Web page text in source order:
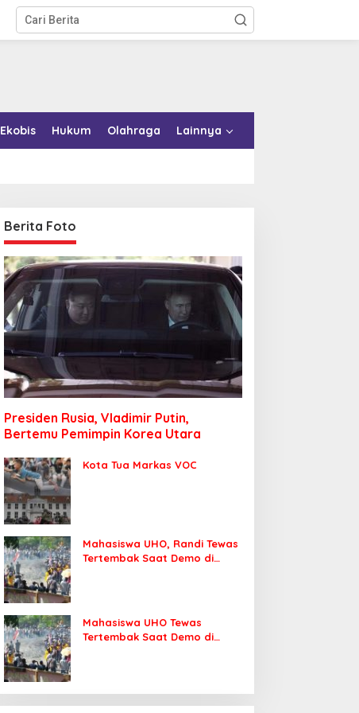
Ekobis Hukum Olahraga Lainnya
Berita Foto
Presiden Rusia, Vladimir Putin,
Bertemu Pemimpin Korea Utara
Kota Tua Markas VOC
Mahasiswa UHO, Randi Tewas
Tertembak Saat Demo di
Mahasiswa UHO Tewas
Tertembak Saat Demo di